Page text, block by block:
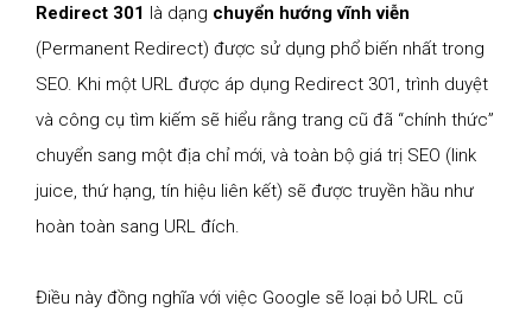
Redirect 301 là dạng chuyển hướng vĩnh viễn
(Permanent Redirect) được sử dụng phổ biến nhất trong
SEO. Khi một URL được áp dụng Redirect 301, trình duyệt
và công cụ tìm kiếm sẽ hiểu rằng trang cũ đã “chính thức”
chuyển sang một địa chỉ mới, và toàn bộ giá trị SEO (link
juice, thứ hạng, tín hiệu liên kết) sẽ được truyền hầu như
hoàn toàn sang URL đích.
Điều này đồng nghĩa với việc Google sẽ loại bỏ URL cũ